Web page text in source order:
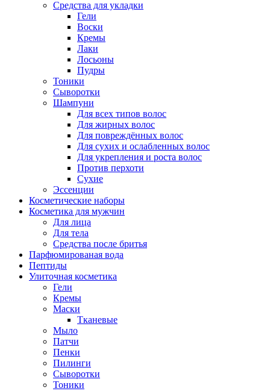
Средства для укладки
Гели
Воски
Кремы
Лаки
Лосьоны
Пудры
Тоники
Сыворотки
Шампуни
Для всех типов волос
Для жирных волос
Для повреждённых волос
Для сухих и ослабленных волос
Для укрепления и роста волос
Против перхоти
Сухие
Эссенции
Косметические наборы
Косметика для мужчин
Для лица
Для тела
Средства после бритья
Парфюмированая вода
Пептиды
Улиточная косметика
Гели
Кремы
Маски
Тканевые
Мыло
Патчи
Пенки
Пилинги
Сыворотки
Тоники